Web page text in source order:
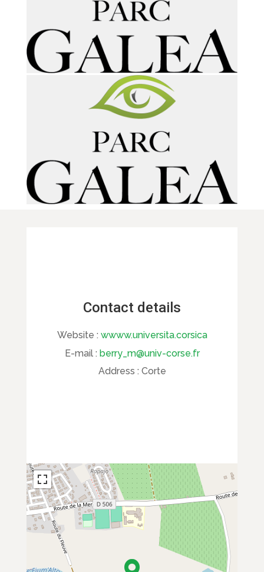
Contact details
Website : wwww.universita.corsica
E-mail : berry_m@univ-corse.fr
Address : Corte